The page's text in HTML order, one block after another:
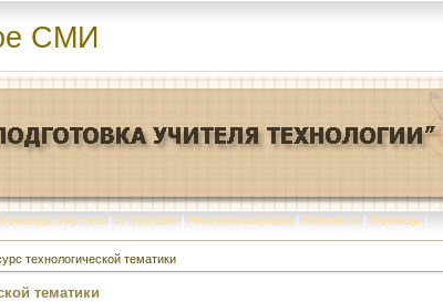
СМИ
Команда портала | О портале | Реклама портала | Контакты | Помощь |
технологической тематики
тематики